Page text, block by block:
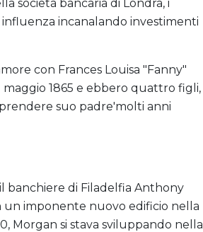
società bancaria di Londra, i
incanalando investimenti
con Frances Louisa "Fanny"
maggio 1865 e ebbero quattro figli,
suo padre'molti anni
banchiere di Filadelfia Anthony
un imponente nuovo edificio nella
Morgan si stava sviluppando nella